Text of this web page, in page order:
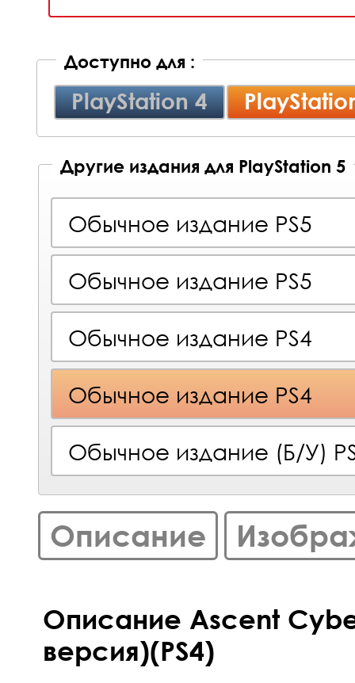
Доступно для :
PlayStation 4
Другие издания для PlayStation 5
Обычное издание PS5
Обычное издание PS5
Обычное издание PS4
Обычное издание PS4
Обычное издание (Б/У)
Описание
Описание Ascent
версия)(PS4)